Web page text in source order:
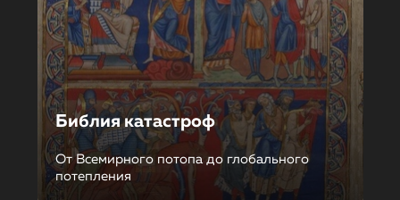
Библия катастроф
От Всемирного потопа до глобального
потепления